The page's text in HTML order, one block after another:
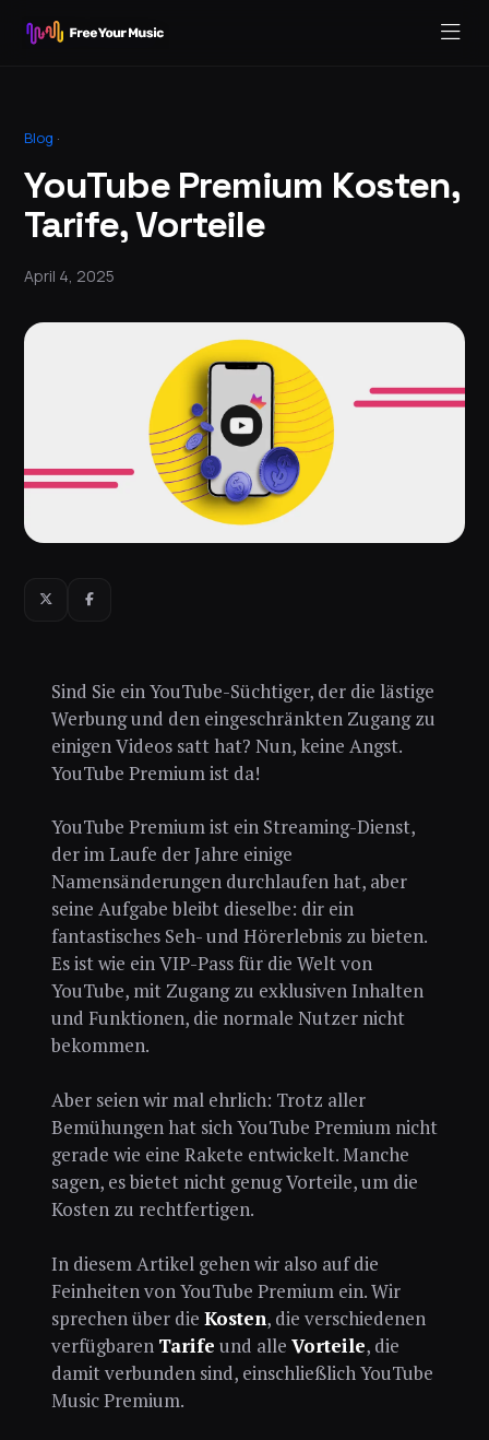
Blog ·
YouTube Premium Kosten,
Tarife, Vorteile
April 4, 2025
Sind Sie ein YouTube-Süchtiger, der die lästige
Werbung und den eingeschränkten Zugang zu
einigen Videos satt hat? Nun, keine Angst.
YouTube Premium ist da!
YouTube Premium ist ein Streaming-Dienst,
der im Laufe der Jahre einige
Namensänderungen durchlaufen hat, aber
seine Aufgabe bleibt dieselbe: dir ein
fantastisches Seh- und Hörerlebnis zu bieten.
Es ist wie ein VIP-Pass für die Welt von
YouTube, mit Zugang zu exklusiven Inhalten
und Funktionen, die normale Nutzer nicht
bekommen.
Aber seien wir mal ehrlich: Trotz aller
Bemühungen hat sich YouTube Premium nicht
gerade wie eine Rakete entwickelt. Manche
sagen, es bietet nicht genug Vorteile, um die
Kosten zu rechtfertigen.
In diesem Artikel gehen wir also auf die
Feinheiten von YouTube Premium ein. Wir
sprechen über die Kosten, die verschiedenen
verfügbaren Tarife und alle Vorteile, die
damit verbunden sind, einschließlich YouTube
Music Premium.